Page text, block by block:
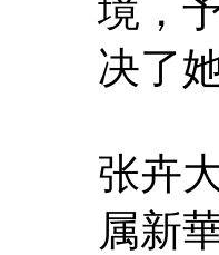
境，
决了
张卉
属新